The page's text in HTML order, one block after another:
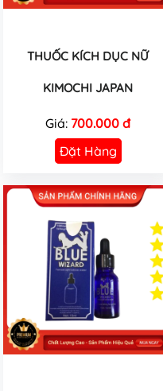
THUỐC KÍCH DỤC NỮ
KIMOCHI JAPAN
Giá: 700.000 đ
Đặt Hàng